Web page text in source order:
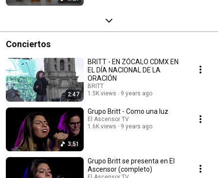
Conciertos
2:47
BRITT - EN ZÓCALO CDMX EN
EL DÍA NACIONAL DE LA
ORACIÓN
BRITT
1.5K views
9 years ago
3:51
Grupo Britt - Como una luz
El Ascensor TV
1.6K views
9 years ago
Grupo Britt se presenta en El
Ascensor (completo)